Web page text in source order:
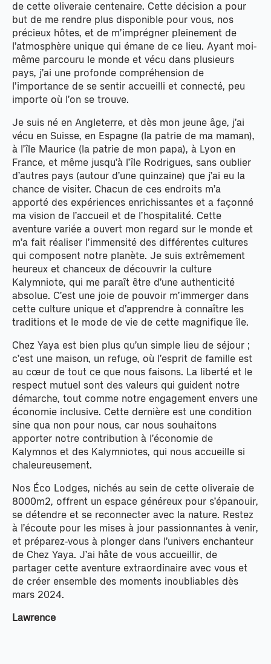
de cette oliveraie centenaire. Cette décision a pour
but de me rendre plus disponible pour vous, nos
précieux hôtes, et de m’imprégner pleinement de
l’atmosphère unique qui émane de ce lieu. Ayant moi-
même parcouru le monde et vécu dans plusieurs
pays, j’ai une profonde compréhension de
l’importance de se sentir accueilli et connecté, peu
importe où l’on se trouve.
Je suis né en Angleterre, et dès mon jeune âge, j’ai
vécu en Suisse, en Espagne (la patrie de ma maman),
à l’île Maurice (la patrie de mon papa), à Lyon en
France, et même jusqu’à l’île Rodrigues, sans oublier
d’autres pays (autour d’une quinzaine) que j’ai eu la
chance de visiter. Chacun de ces endroits m’a
apporté des expériences enrichissantes et a façonné
ma vision de l’accueil et de l’hospitalité. Cette
aventure variée a ouvert mon regard sur le monde et
m’a fait réaliser l’immensité des différentes cultures
qui composent notre planète. Je suis extrêmement
heureux et chanceux de découvrir la culture
Kalymniote, qui me paraît être d’une authenticité
absolue. C’est une joie de pouvoir m’immerger dans
cette culture unique et d’apprendre à connaître les
traditions et le mode de vie de cette magnifique île.
Chez Yaya est bien plus qu’un simple lieu de séjour ;
c’est une maison, un refuge, où l’esprit de famille est
au cœur de tout ce que nous faisons. La liberté et le
respect mutuel sont des valeurs qui guident notre
démarche, tout comme notre engagement envers une
économie inclusive. Cette dernière est une condition
sine qua non pour nous, car nous souhaitons
apporter notre contribution à l’économie de
Kalymnos et des Kalymniotes, qui nous accueille si
chaleureusement.
Nos Éco Lodges, nichés au sein de cette oliveraie de
8000m2, offrent un espace généreux pour s’épanouir,
se détendre et se reconnecter avec la nature. Restez
à l’écoute pour les mises à jour passionnantes à venir,
et préparez-vous à plonger dans l’univers enchanteur
de Chez Yaya. J’ai hâte de vous accueillir, de
partager cette aventure extraordinaire avec vous et
de créer ensemble des moments inoubliables dès
mars 2024.
Lawrence